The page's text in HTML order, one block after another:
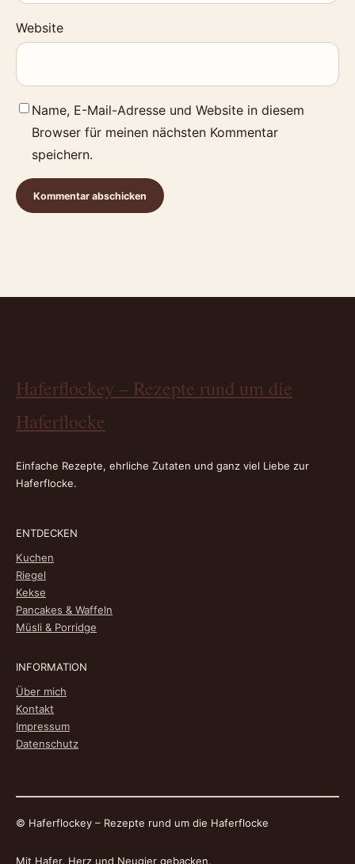
Website
Name, E-Mail-Adresse und Website in diesem
Browser für meinen nächsten Kommentar
speichern.
Haferflockey – Rezepte rund um die
Haferflocke
Einfache Rezepte, ehrliche Zutaten und ganz viel Liebe zur
Haferflocke.
ENTDECKEN
Kuchen
Riegel
Kekse
Pancakes & Waffeln
Müsli & Porridge
INFORMATION
Über mich
Kontakt
Impressum
Datenschutz
© Haferflockey – Rezepte rund um die Haferflocke
Mit Hafer, Herz und Neugier gebacken.